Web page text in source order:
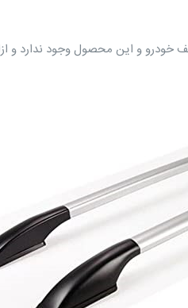
خودرو و این محصول وجود ندارد و